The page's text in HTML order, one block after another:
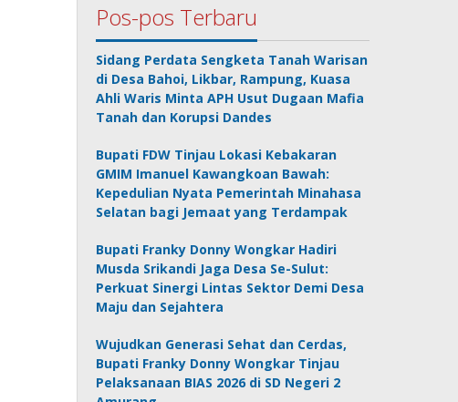
Pos-pos Terbaru
Sidang Perdata Sengketa Tanah Warisan
di Desa Bahoi, Likbar, Rampung, Kuasa
Ahli Waris Minta APH Usut Dugaan Mafia
Tanah dan Korupsi Dandes
Bupati FDW Tinjau Lokasi Kebakaran
GMIM Imanuel Kawangkoan Bawah:
Kepedulian Nyata Pemerintah Minahasa
Selatan bagi Jemaat yang Terdampak
Bupati Franky Donny Wongkar Hadiri
Musda Srikandi Jaga Desa Se-Sulut:
Perkuat Sinergi Lintas Sektor Demi Desa
Maju dan Sejahtera
Wujudkan Generasi Sehat dan Cerdas,
Bupati Franky Donny Wongkar Tinjau
Pelaksanaan BIAS 2026 di SD Negeri 2